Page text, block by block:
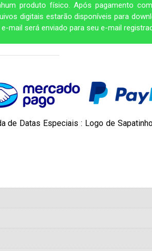
produto físico. Após pagamento
digitais estarão disponíveis para
mail será enviado para seu e-mail
de Datas Especiais : Logo de